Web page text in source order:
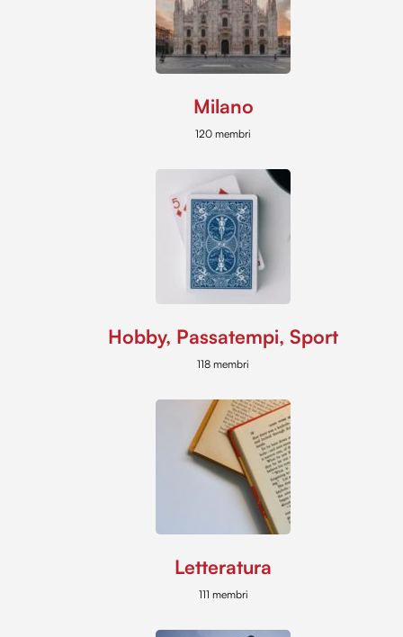
Milano
120 membri
Hobby, Passatempi, Sport
118 membri
Letteratura
111 membri